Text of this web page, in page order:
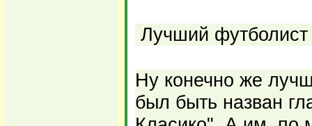
Лучший
Ну конечно же
был быть назван